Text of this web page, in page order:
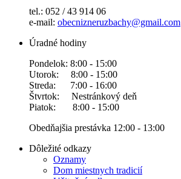
tel.: 052 / 43 914 06
e-mail: obecnizneruzbachy@gmail.com
Úradné hodiny
Pondelok: 8:00 - 15:00
Utorok: 8:00 - 15:00
Streda: 7:00 - 16:00
Štvrtok: Nestránkový deň
Piatok: 8:00 - 15:00
Obedňajšia prestávka 12:00 - 13:00
Dôležité odkazy
Oznamy
Dom miestnych tradicií